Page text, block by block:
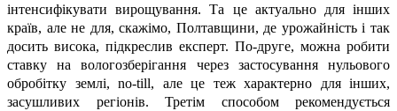
інтенсифікувати вирощування. Та це актуально для інших
країв, але не для, скажімо, Полтавщини, де урожайність і так
досить висока, підкреслив експерт. По-друге, можна робити
ставку на вологозберігання через застосування нульового
обробітку землі, no-till, але це теж характерно для інших,
засушливих регіонів. Третім способом рекомендується